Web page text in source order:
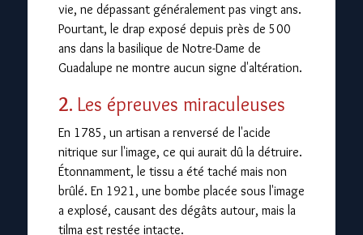
vie, ne dépassant généralement pas vingt ans.
Pourtant, le drap exposé depuis près de 500
ans dans la basilique de Notre-Dame de
Guadalupe ne montre aucun signe d'altération.
2. Les épreuves miraculeuses
En 1785, un artisan a renversé de l'acide
nitrique sur l'image, ce qui aurait dû la détruire.
Étonnamment, le tissu a été taché mais non
brûlé. En 1921, une bombe placée sous l'image
a explosé, causant des dégâts autour, mais la
tilma est restée intacte.